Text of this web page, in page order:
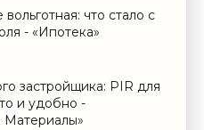
что стало с
- «Ипотека»
застройщика: PIR для
и удобно -
Материалы»